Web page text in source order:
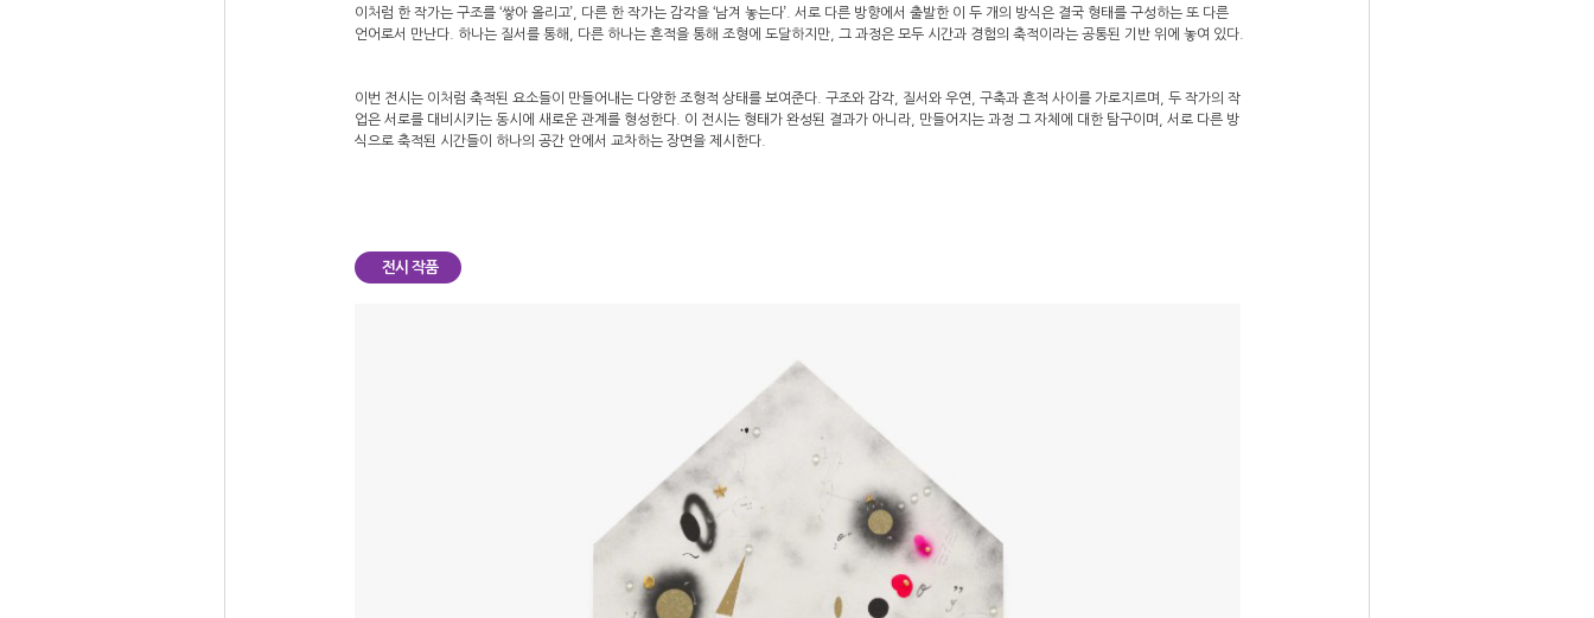
이처럼 한 작가는 구조를 ‘쌓아 올리고’, 다른 한 작가는 감각을 ‘남겨 놓는다’. 서로 다른 방향에서 출발한 이 두 개의 방식은 결국 형태를 구성하는 또 다른
언어로서 만난다. 하나는 질서를 통해, 다른 하나는 흔적을 통해 조형에 도달하지만, 그 과정은 모두 시간과 경험의 축적이라는 공통된 기반 위에 놓여 있다.
이번 전시는 이처럼 축적된 요소들이 만들어내는 다양한 조형적 상태를 보여준다. 구조와 감각, 질서와 우연, 구축과 흔적 사이를 가로지르며, 두 작가의 작
업은 서로를 대비시키는 동시에 새로운 관계를 형성한다. 이 전시는 형태가 완성된 결과가 아니라, 만들어지는 과정 그 자체에 대한 탐구이며, 서로 다른 방
식으로 축적된 시간들이 하나의 공간 안에서 교차하는 장면을 제시한다.
전시 작품